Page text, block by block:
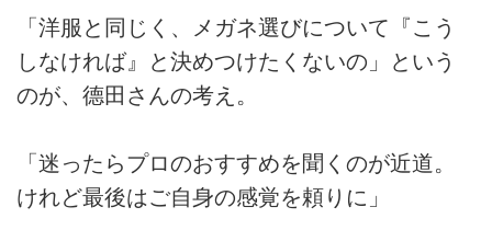
「洋服と同じく、メガネ選びについて『こう
しなければ』と決めつけたくないの」という
のが、德田さんの考え。
「迷ったらプロのおすすめを聞くのが近道。
けれど最後はご自身の感覚を頼りに」